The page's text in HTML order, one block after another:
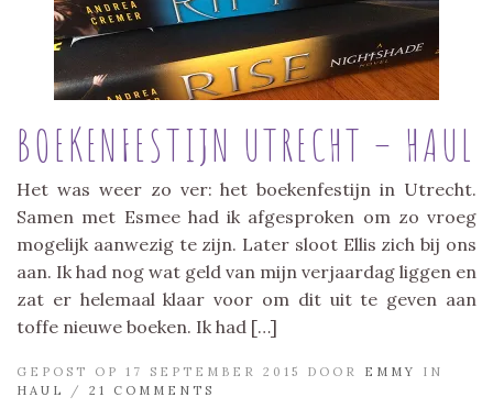
BOEKENFESTIJN UTRECHT – HAUL
Het was weer zo ver: het boekenfestijn in Utrecht.
Samen met Esmee had ik afgesproken om zo vroeg
mogelijk aanwezig te zijn. Later sloot Ellis zich bij ons
aan. Ik had nog wat geld van mijn verjaardag liggen en
zat er helemaal klaar voor om dit uit te geven aan
toffe nieuwe boeken. Ik had […]
GEPOST OP 17 SEPTEMBER 2015 DOOR EMMY
IN
HAUL
/ 21 COMMENTS